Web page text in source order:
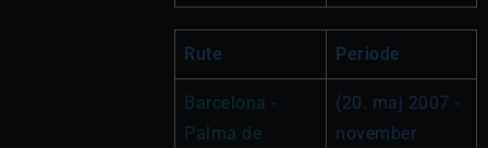
Rute Periode
Barcelona -
Palma de
(20. maj 2007 -
november